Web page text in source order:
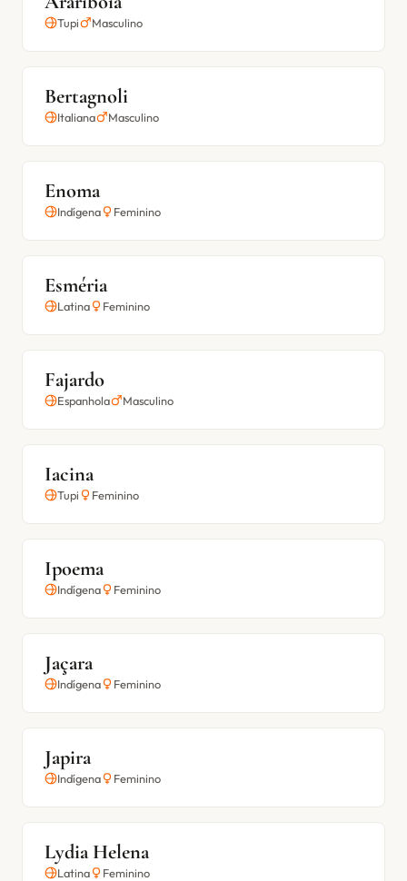
Tupi Masculino
Bertagnoli
Italiana Masculino
Enoma
Indígena Feminino
Esméria
Latina Feminino
Fajardo
Espanhola Masculino
Iacina
Tupi Feminino
Ipoema
Indígena Feminino
Jaçara
Indígena Feminino
Japira
Indígena Feminino
Lydia Helena
Latina Feminino